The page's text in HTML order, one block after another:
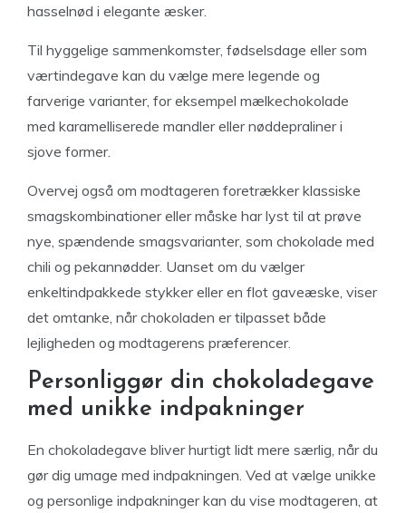
hasselnød i elegante æsker.
Til hyggelige sammenkomster, fødselsdage eller som
værtindegave kan du vælge mere legende og
farverige varianter, for eksempel mælkechokolade
med karamelliserede mandler eller nøddepraliner i
sjove former.
Overvej også om modtageren foretrækker klassiske
smagskombinationer eller måske har lyst til at prøve
nye, spændende smagsvarianter, som chokolade med
chili og pekannødder. Uanset om du vælger
enkeltindpakkede stykker eller en flot gaveæske, viser
det omtanke, når chokoladen er tilpasset både
lejligheden og modtagerens præferencer.
Personliggør din chokoladegave
med unikke indpakninger
En chokoladegave bliver hurtigt lidt mere særlig, når du
gør dig umage med indpakningen. Ved at vælge unikke
og personlige indpakninger kan du vise modtageren, at